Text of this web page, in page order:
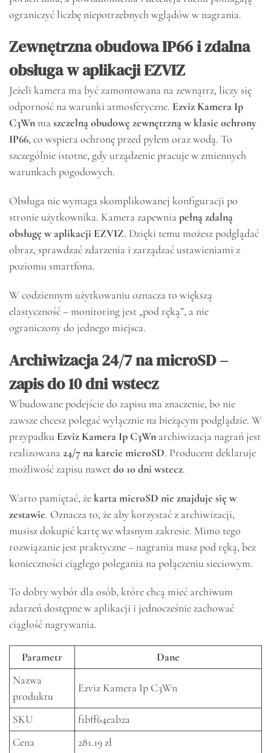
ograniczyć liczbę niepotrzebnych wglądów w nagrania.
Zewnętrzna obudowa IP66 i zdalna
obsługa w aplikacji EZVIZ
Jeżeli kamera ma być zamontowana na zewnątrz, liczy się
odporność na warunki atmosferyczne. Ezviz Kamera Ip
C3Wnmaszczelną obudowę zewnętrzną w klasie ochrony
IP66, co wspiera ochronę przed pyłem oraz wodą. To
szczególnie istotne, gdy urządzenie pracuje w zmiennych
warunkach pogodowych.
Obsługa nie wymaga skomplikowanej konfiguracji po
stronie użytkownika. Kamera zapewniapełną zdalną
obsługę w aplikacji EZVIZ. Dzięki temu możesz podglądać
obraz, sprawdzać zdarzenia i zarządzać ustawieniami z
poziomu smartfona.
W codziennym użytkowaniu oznacza to większą
elastyczność – monitoring jest „pod ręką”, a nie
ograniczony do jednego miejsca.
Archiwizacja 24/7 na microSD –
zapis do 10 dni wstecz
Wbudowane podejście do zapisu ma znaczenie, bo nie
zawsze chcesz polegać wyłącznie na bieżącym podglądzie. W
przypadku Ezviz Kamera Ip C3Wn archiwizacja nagrań jest
realizowana24/7 na karcie microSD. Producent deklaruje
możliwość zapisu nawetdo 10 dni wstecz.
Warto pamiętać, żekarta microSD nie znajduje się w
zestawie. Oznacza to, że aby korzystać z archiwizacji,
musisz dokupić kartę we własnym zakresie. Mimo tego
rozwiązanie jest praktyczne – nagrania masz pod ręką, bez
konieczności ciągłego polegania na połączeniu sieciowym.
To dobry wybór dla osób, które chcą mieć archiwum
zdarzeń dostępne w aplikacji i jednocześnie zachować
ciągłość nagrywania.
Parametr
Dane
Nazwa
produktu
Ezviz Kamera Ip C3Wn
SKU
f1bff64eab2a
Cena
281.19 zł